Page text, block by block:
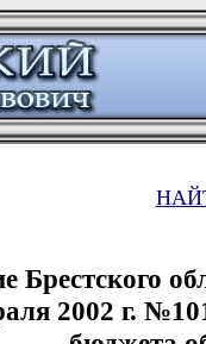
Брестского
2002 г.